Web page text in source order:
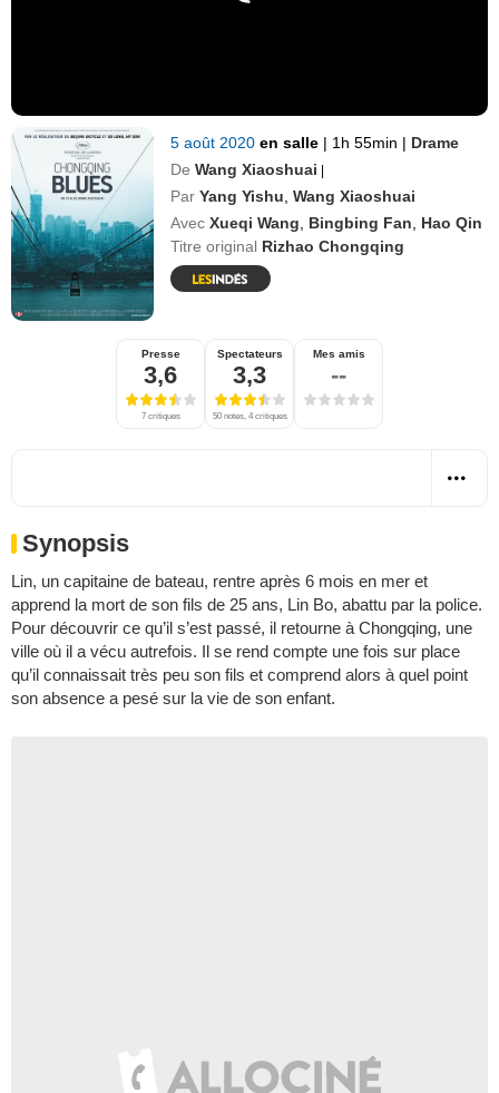
5 août 2020en salle | 1h 55min | Drame
De Wang Xiaoshuai |
Par Yang Yishu ,Wang Xiaoshuai
Avec Xueqi Wang Bingbing Fan
Hao Qin
Titre original Rizhao Chongqing
Presse
3,6
7 critiques
Spectateurs
3,3
50 notes, 4 critiques
Mes amis
--
Synopsis
Lin, un capitaine de bateau, rentre après 6 mois en mer et
apprend la mort de son fils de 25 ans, Lin Bo, abattu par la police.
Pour découvrir ce qu’il s’est passé, il retourne à Chongqing, une
ville où il a vécu autrefois. Il se rend compte une fois sur place
qu’il connaissait très peu son fils et comprend alors à quel point
son absence a pesé sur la vie de son enfant.